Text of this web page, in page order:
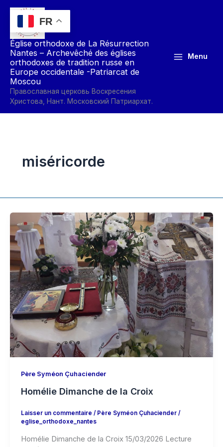
Aller
contenu
Église orthodoxe de La Résurrection
Nantes – Archevêché des églises
orthodoxes de tradition russe en
Europe occidentale -Patriarcat de
Moscou
Православная церковь Воскресения
Христова, Нант. Московский Патриархат.
Menu
miséricorde
Père Syméon Çuhaciender
Homélie Dimanche de la Croix
Laisser un commentaire / Père Syméon Çuhaciender/
eglise_orthodoxe_nantes
Homélie Dimanche de la Croix 15/03/2026 Lecture
FR